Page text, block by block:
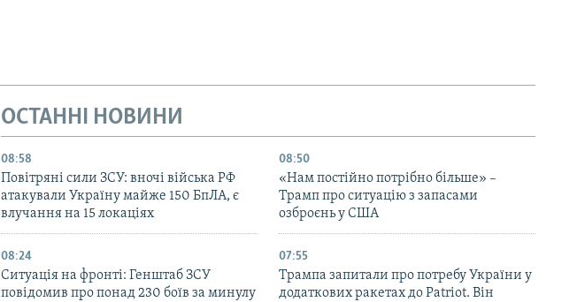
ОСТАННІ НОВИНИ
08:58
Повітряні сили ЗСУ: вночі війська РФ
атакували Україну майже 150 БпЛА, є
влучання на 15 локаціях
08:50
«Нам постійно потрібно більше» –
Трамп про ситуацію з запасами
озброєнь у США
08:24
Ситуація на фронті: Генштаб ЗСУ
повідомив про понад 230 боїв за минулу
07:55
Трампа запитали про потребу України у
додаткових ракетах до Patriot. Він